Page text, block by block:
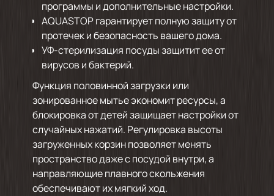
программы и дополнительные настройки.
AQUASTOP гарантирует полную защиту от
протечек и безопасность вашего дома.
УФ-стерилизация посуды защитит ее от
вирусов и бактерий.
Функция половинной загрузки или
зонированное мытье экономит ресурсы, а
блокировка от детей защищает настройки от
случайных нажатий. Регулировка высоты
загруженных корзин позволяет менять
пространство даже с посудой внутри, а
направляющие плавного скольжения
обеспечивают их мягкий ход.